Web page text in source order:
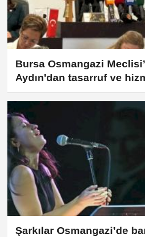
Bursa Osmangazi
Aydın'dan tasarruf ve
Şarkılar Osmangazi’de